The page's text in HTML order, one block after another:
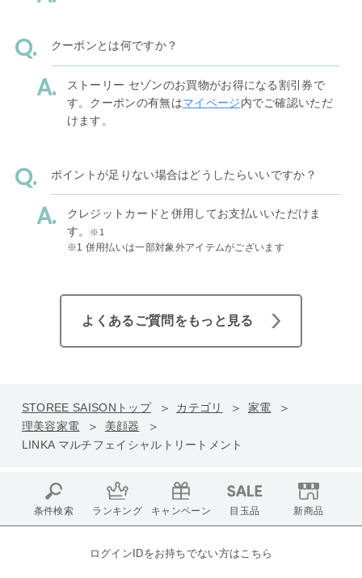
クーポンとは何ですか？
ストーリー セゾンのお買物がお得になる割引券で
す。クーポンの有無はマイページ内でご確認いただ
けます。
ポイントが足りない場合はどうしたらいいですか？
クレジットカードと併用してお支払いいただけま
す。
※1
※1 併用払いは一部対象外アイテムがございます
よくあるご質問をもっと見る
STOREE SAISONトップ カテゴリ
家電
理美容家電
美顔器
LINKA マルチフェイシャルトリートメント
条件検索 ランキング キャンペーン 目玉品 新商品
ログインIDをお持ちでない方はこちら